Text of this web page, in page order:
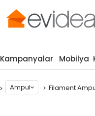
Kampanyalar Mobilya
Ampul Filament